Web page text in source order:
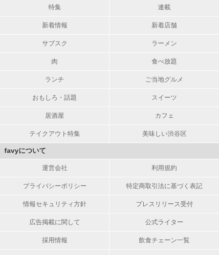
特集 連載
新着情報 新着店舗
サブスク ラーメン
肉 食べ放題
ランチ ご当地グルメ
おもしろ・話題 スイーツ
居酒屋 カフェ
テイクアウト特集 美味しい渋谷区
favyについて
運営会社 利用規約
プライバシーポリシー 特定商取引法に基づく表記
情報セキュリティ方針 プレスリリース受付
広告掲載に関して 公式ライター
採用情報 飲食チェーン一覧